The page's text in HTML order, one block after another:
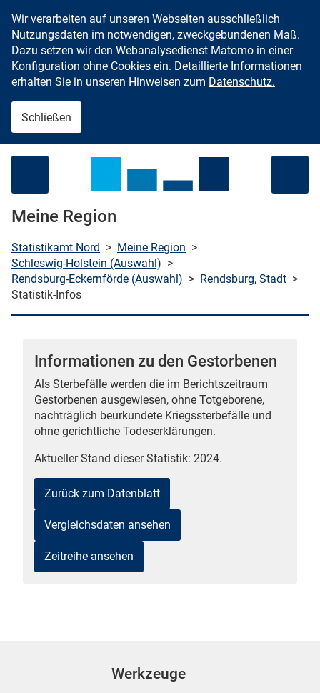
Zum Inhalt springen
starten
Wir verarbeiten auf unseren Webseiten ausschließlich
Nutzungsdaten im notwendigen, zweckgebundenen Maß.
Dazu setzen wir den Webanalysedienst Matomo in einer
Konfiguration ohne Cookies ein. Detaillierte Informationen
erhalten Sie in unseren Hinweisen zum Datenschutz.
Schließen
Meine Region
Statistikamt Nord > Meine Region >
Schleswig-Holstein (Auswahl) >
Rendsburg-Eckernförde (Auswahl) > Rendsburg, Stadt >
Statistik-Infos
Informationen zu den Gestorbenen
Als Sterbefälle werden die im Berichtszeitraum
Gestorbenen ausgewiesen, ohne Totgeborene,
nachträglich beurkundete Kriegssterbefälle und
ohne gerichtliche Todeserklärungen.
Aktueller Stand dieser Statistik: 2024.
Zurück zum Datenblatt
Vergleichsdaten ansehen
Zeitreihe ansehen
Werkzeuge